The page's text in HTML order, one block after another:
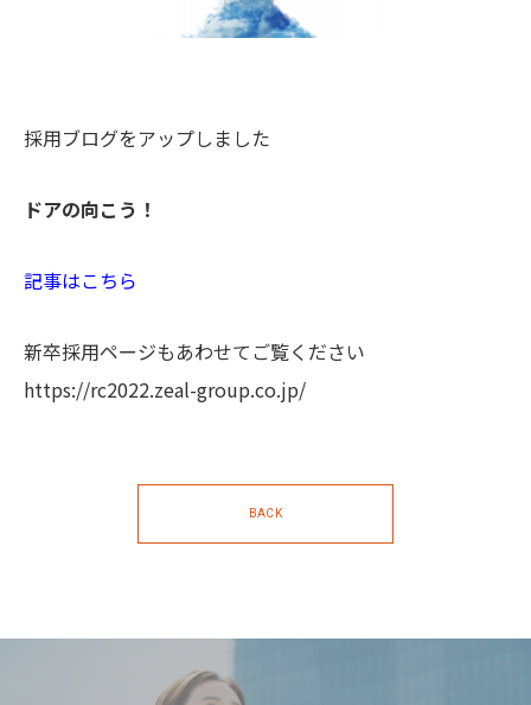
採用ブログをアップしました
ドアの向こう！
記事はこちら
新卒採用ページもあわせてご覧ください
https://rc2022.zeal-group.co.jp/
BACK